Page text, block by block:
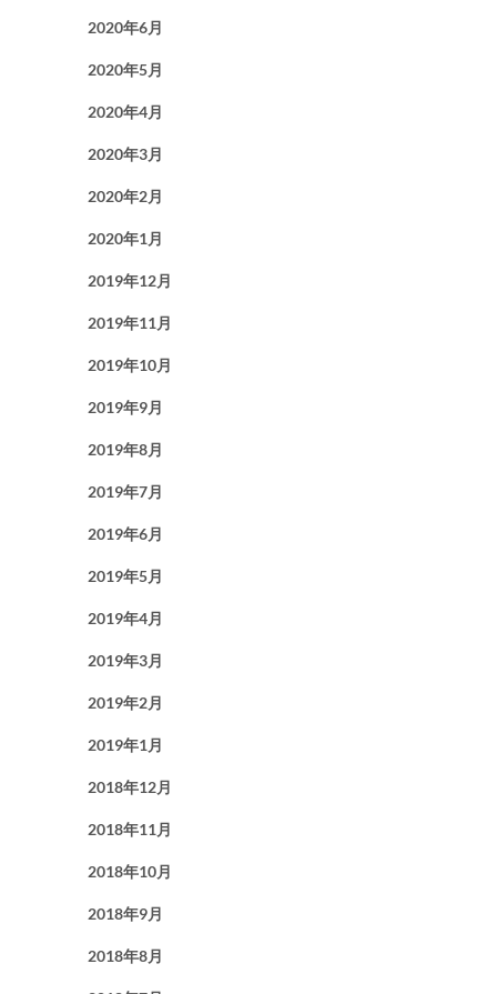
2020年6月
2020年5月
2020年4月
2020年3月
2020年2月
2020年1月
2019年12月
2019年11月
2019年10月
2019年9月
2019年8月
2019年7月
2019年6月
2019年5月
2019年4月
2019年3月
2019年2月
2019年1月
2018年12月
2018年11月
2018年10月
2018年9月
2018年8月